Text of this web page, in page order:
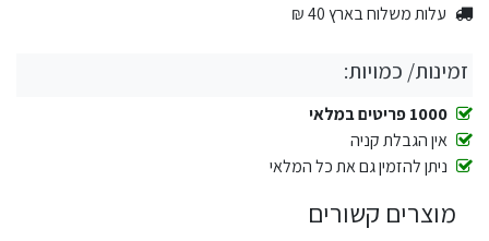
עלות משלוח בארץ 40 ₪
זמינות/ כמויות:
1000 פריטים במלאי
אין הגבלת קניה
ניתן להזמין גם את כל המלאי
מוצרים קשורים